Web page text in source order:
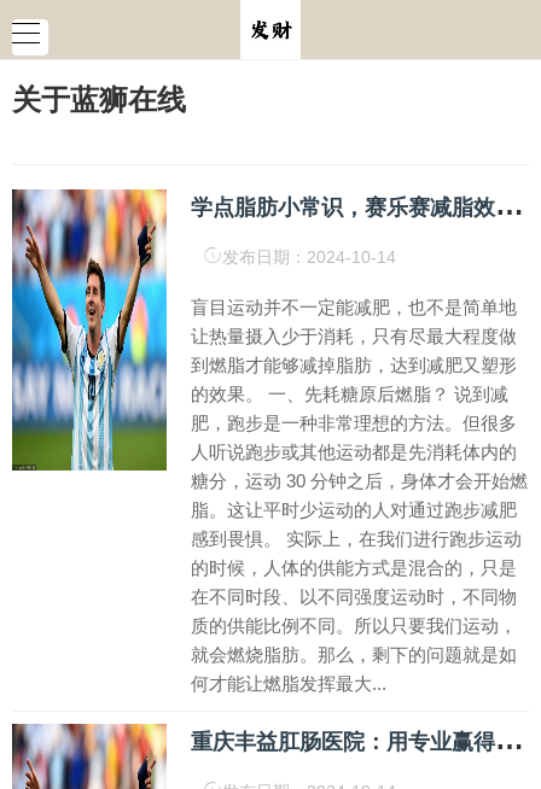
关于蓝狮在线
学
点脂肪小常识，赛乐赛减脂效率能翻上几倍
发布日期：2024-10-14
盲目运动并不一定能减肥，也不是简单地
让热量摄入少于消耗，只有尽最大程度做
到燃脂才能够减掉脂肪，达到减肥又塑形
的效果。 一、先耗糖原后燃脂？ 说到减
肥，跑步是一种非常理想的方法。但很多
人听说跑步或其他运动都是先消耗体内的
糖分，运动 30 分钟之后，身体才会开始燃
脂。这让平时少运动的人对通过跑步减肥
感到畏惧。 实际上，在我们进行跑步运动
的时候，人体的供能方式是混合的，只是
在不同时段、以不同强度运动时，不同物
质的供能比例不同。所以只要我们运动，
就会燃烧脂肪。那么，剩下的问题就是如
何才能让燃脂发挥最大...
重
庆丰益肛肠医院：用专业赢得患者广泛认可和好评